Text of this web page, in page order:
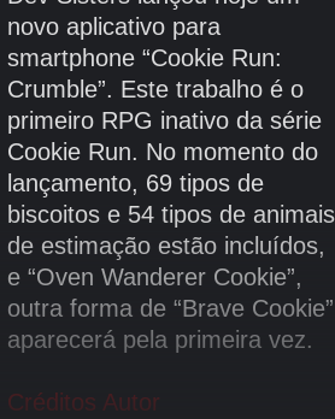
área do Mass Production
Distrito Comercial
No caminho para o segundo
Shopping District até
manequins que deixa Diana
um elevador de parede,
na parede no nível acima.
olhe para cima para encontrar
situada na beira do telhado.